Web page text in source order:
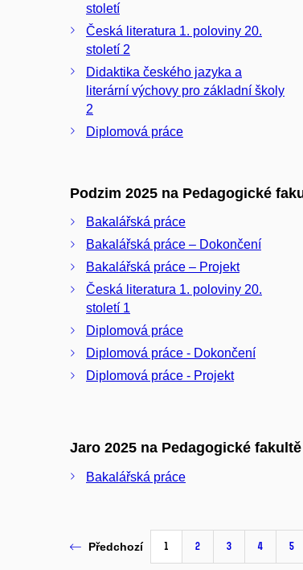
století
Česká literatura 1. poloviny 20.
století 2
Didaktika českého jazyka a
literární výchovy pro základní školy
2
Diplomová práce
Podzim 2025 na Pedagogické
Bakalářská práce
Bakalářská práce – Dokončení
Bakalářská práce – Projekt
Česká literatura 1. poloviny 20.
století 1
Diplomová práce
Diplomová práce - Dokončení
Diplomová práce - Projekt
Jaro 2025 na Pedagogické fakultě
Bakalářská práce
Předchozí 1 2 3 4 5